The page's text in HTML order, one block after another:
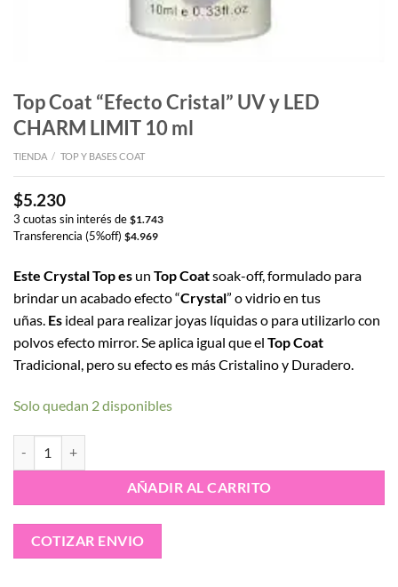
Top Coat “Efecto Cristal” UV y LED
CHARM LIMIT 10 ml
TIENDA / TOP Y BASES COAT
$5.230
3 cuotas sin interés de $1.743
Transferencia (5%off) $4.969
Este Crystal Top es un Top Coatsoak-off, formulado para
brindar un acabado efecto “Crystal” o vidrio en tus
uñas. Es ideal para realizar joyas líquidas o para utilizarlo con
polvos efecto mirror. Se aplica igual que el Top Coat
Tradicional, pero su efecto es más Cristalino y Duradero.
Solo quedan 2 disponibles
AÑADIR AL CARRITO
COTIZAR ENVIO